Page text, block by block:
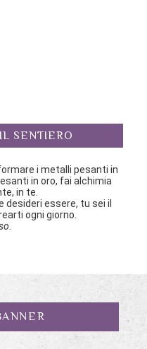
SENTIERO
i metalli pesanti in
in oro, fai alchimia
in te.
desideri essere, tu sei il
ogni giorno.